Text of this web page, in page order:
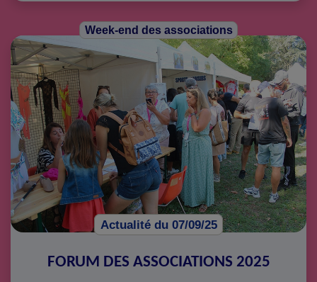
Week-end des associations
Actualité du 07/09/25
FORUM DES ASSOCIATIONS 2025